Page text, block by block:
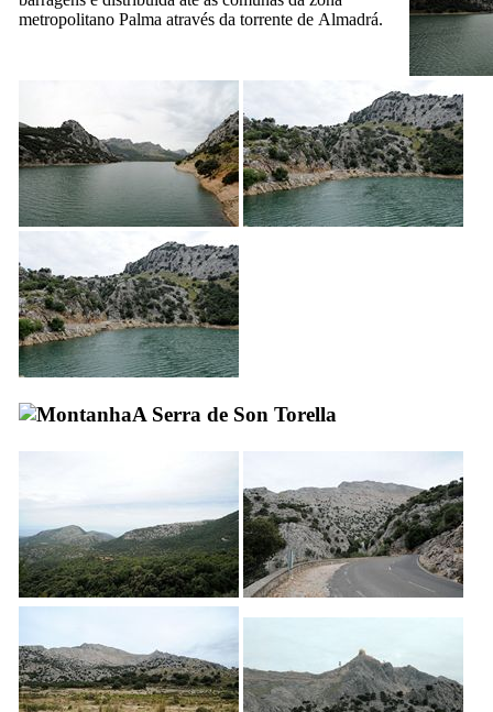
metropolitano Palma através da torrente de Almadrá.
A Serra de Son Torella